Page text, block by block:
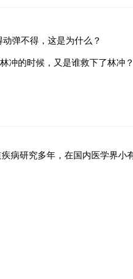
弹不得，这是为什么？
冲的时候，又是谁救下了林冲？
病研究多年，在国内医学界小